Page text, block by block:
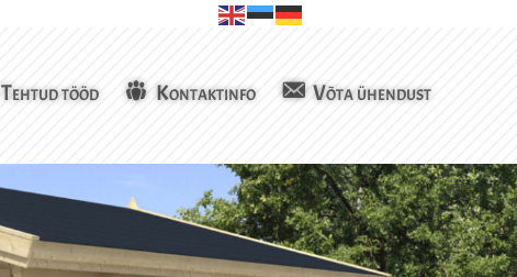
Tehtud tööd Kontaktinfo Võta ühendust